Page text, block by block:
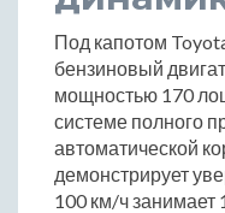
Под капотом
бензиновый
мощностью 170
системе полного
автоматической
демонстрирует
100 км/ч занимает